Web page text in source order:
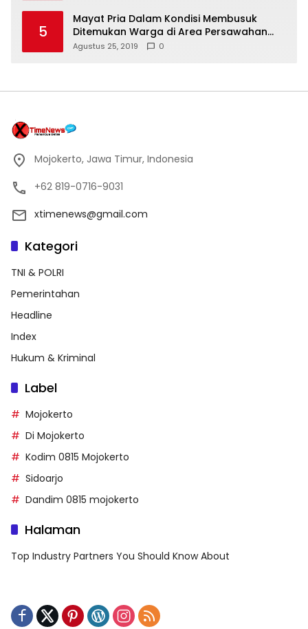
5
Mayat Pria Dalam Kondisi Membusuk
Ditemukan Warga di Area Persawahan
Sidoarjo
Agustus 25, 2019 0
Mojokerto, Jawa Timur, Indonesia
+62 819-0716-9031
xtimenews@gmail.com
Kategori
TNI & POLRI
Pemerintahan
Headline
Index
Hukum & Kriminal
Label
Mojokerto
Di Mojokerto
Kodim 0815 Mojokerto
Sidoarjo
Dandim 0815 mojokerto
Halaman
Top Industry Partners You Should Know About